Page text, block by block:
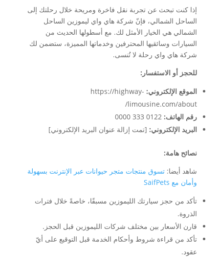
إذا كنت تبحث عن تجربة نقل فاخرة ومريحة خلال رحلتك إلى
الساحل الشمالي، فإنّ شركة هاي واي ليموزين الساحل
الشمالي هي الخيار الأمثل لك. مع أسطولها الحديث من
السيارات وسائقيها المحترفين وخدماتها المميزة، ستضمن لك
شركة هاي واي رحلة لا تُنسى.
للحجز أو الاستفسار:
الموقع الإلكتروني: https://highway-
limousine.com/about/
رقم الهاتف:
البريد الإلكتروني: [تمت إزالة عنوان البريد الإلكتروني]
نصائح هامة:
شاهد أيضا: تسوق منتجات متجر حيوانات عبر الإنترنت بسهولة
وأمان مع SaifPets
تأكد من حجز سيارتك الليموزين مسبقًا، خاصةً خلال فترات
الذروة.
قارن الأسعار بين مختلف شركات الليموزين قبل الحجز.
تأكد من قراءة شروط وأحكام الخدمة قبل التوقيع على أيّ
عقود.